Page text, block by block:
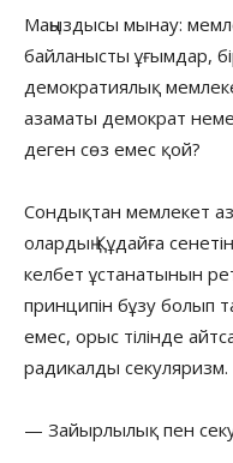
Маңыздысы мынау:
байланысты ұғымдар,
демократиялық
азаматы демократ
деген сөз емес қой?
Сондықтан мемлекет
олардың Құдайға
келбет ұстанатынын
принципін бұзу болып
емес, орыс тілінде
радикалды секуляризм.
— Зайырлылық пен